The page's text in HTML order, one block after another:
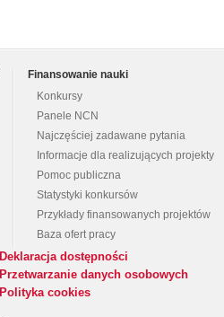
Finansowanie nauki
Konkursy
Panele NCN
Najczęściej zadawane pytania
Informacje dla realizujących projekty
Pomoc publiczna
Statystyki konkursów
Przykłady finansowanych projektów
Baza ofert pracy
Deklaracja dostępności
Przetwarzanie danych osobowych
Polityka cookies